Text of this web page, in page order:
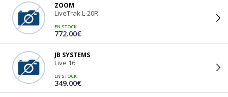
ZOOM
LiveTrak L-20R
EN STOCK
772.00€
JB SYSTEMS
Live 16
EN STOCK
349.00€